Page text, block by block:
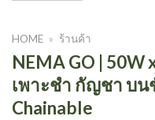
HOME » ร้านค้า
NEMA GO |
เพาะชำ กัญชา บน
Chainable